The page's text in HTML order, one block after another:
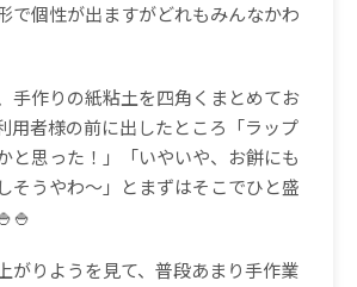
で個性が出ますがどれもみんなかわ
手作りの紙粘土を四角くまとめてお
用者様の前に出したところ「ラップ
と思った！」「いやいや、お餅にも
そうやわ～」とまずはそこでひと盛
がりようを見て、普段あまり手作業